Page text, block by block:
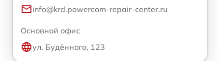
info@krd.powercom-repair-center.ru
Основной офис
ул. Будённого, 123